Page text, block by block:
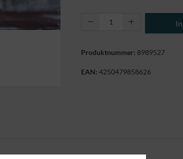
Produkt Anzahl:
Produktnummer: 8989527
EAN: 4250479858626